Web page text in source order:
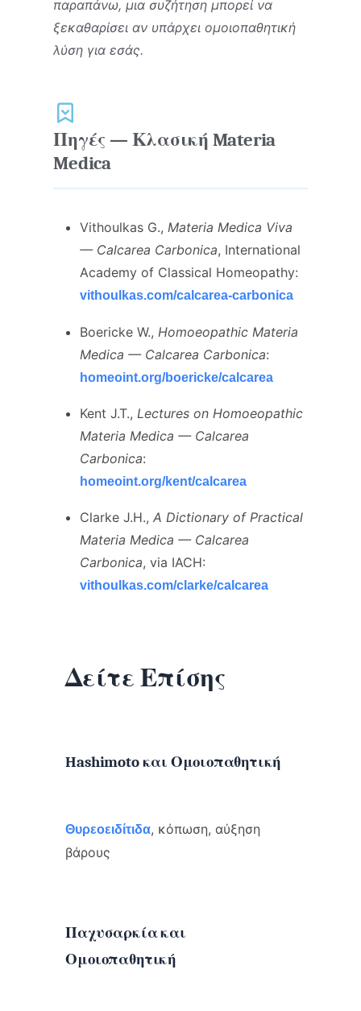
παραπάνω, μια συζήτηση μπορεί να
ξεκαθαρίσει αν υπάρχει ομοιοπαθητική
λύση για εσάς.
Πηγές — Κλασική Materia
Medica
Vithoulkas G.,Materia Medica Viva
— Calcarea Carbonica, International
Academy of Classical Homeopathy:
vithoulkas.com/calcarea-carbonica
Boericke W., Homoeopathic Materia
Medica — Calcarea Carbonica:
homeoint.org/boericke/calcarea
Kent J.T.,Lectures on Homoeopathic
Materia Medica — Calcarea
Carbonica:
homeoint.org/kent/calcarea
Clarke J.H.,A Dictionary of Practical
Materia Medica — Calcarea
Carbonica, via IACH:
vithoulkas.com/clarke/calcarea
Δείτε Επίσης
Hashimoto και Ομοιοπαθητική
Θυρεοειδίτιδα, κόπωση, αύξηση
βάρους
Παχυσαρκία και
Ομοιοπαθητική